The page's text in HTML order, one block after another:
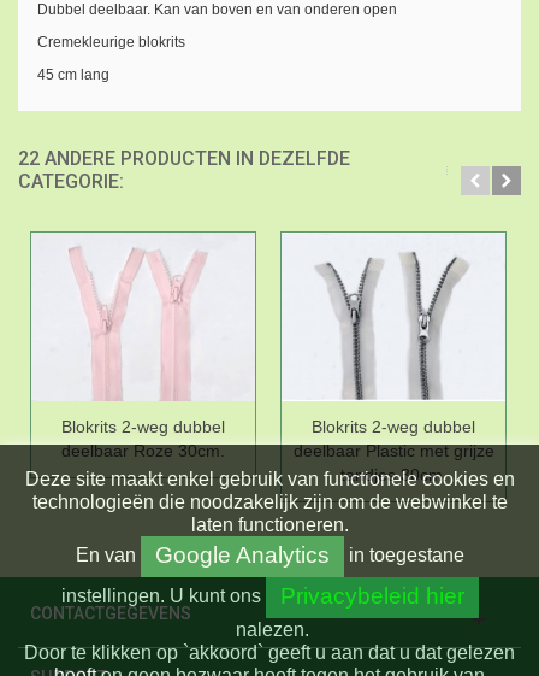
Dubbel deelbaar. Kan van boven en van onderen open
Cremekleurige blokrits
45 cm lang
22 ANDERE PRODUCTEN IN DEZELFDE
CATEGORIE:
Blokrits 2-weg dubbel
deelbaar Roze 30cm.
Blokrits 2-weg dubbel
deelbaar Plastic met grijze
tandjes 30cm.
CONTACTGEGEVENS
Deze site maakt enkel gebruik van functionele cookies en
technologieën die noodzakelijk zijn om de webwinkel te
laten functioneren.
En van Google Analytics
in toegestane
instellingen. U kunt ons Privacybeleid hier
nalezen.
Door te klikken op `akkoord` geeft u aan dat u dat gelezen